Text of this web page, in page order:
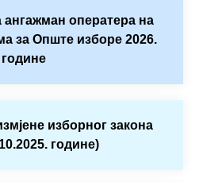
ангажман оператера на
за Опште изборе 2026.
године
изборног закона
године)